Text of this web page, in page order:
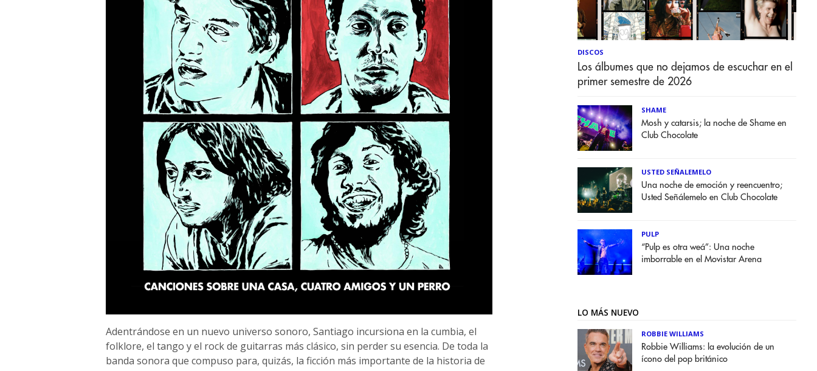
Adentrándose en un nuevo universo sonoro, Santiago incursiona en la cumbia, el
folklore, el tango y el rock de guitarras más clásico, sin perder su esencia. De toda la
banda sonora que compuso para, quizás, la ficción más importante de la historia de
DISCOS
Los álbumes que no dejamos de escuchar en el
primer semestre de 2026
SHAME
Mosh y catarsis; la noche de Shame en
Club Chocolate
USTED SEÑALEMELO
Una noche de emoción y reencuentro;
Usted Señálemelo en Club Chocolate
PULP
“Pulp es otra weá”: Una noche
imborrable en el Movistar Arena
LO MÁS NUEVO
ROBBIE WILLIAMS
Robbie Williams: la evolución de un
ícono del pop británico